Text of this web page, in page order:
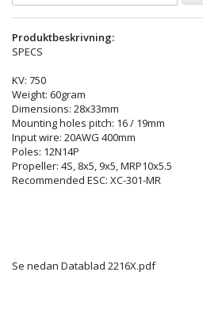
Produktbeskrivning:
SPECS
KV: 750
Weight: 60gram
Dimensions: 28x33mm
Mounting holes pitch: 16 / 19mm
Input wire: 20AWG 400mm
Poles: 12N14P
Propeller: 4S, 8x5, 9x5, MRP10x5.5
Recommended ESC: XC-301-MR
Se nedan Datablad 2216X.pdf